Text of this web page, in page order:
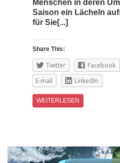
Menschen in deren
Saison ein Lächeln
für Sie[...]
Share This:
Twitter Facebook
E-mail
LinkedIn
WEITERLESEN